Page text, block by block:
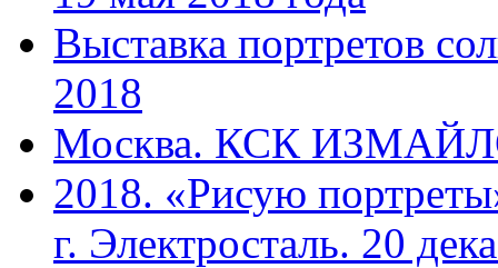
Выставка портретов
2018
Москва. КСК
2018. «Рисую
г. Электросталь. 20